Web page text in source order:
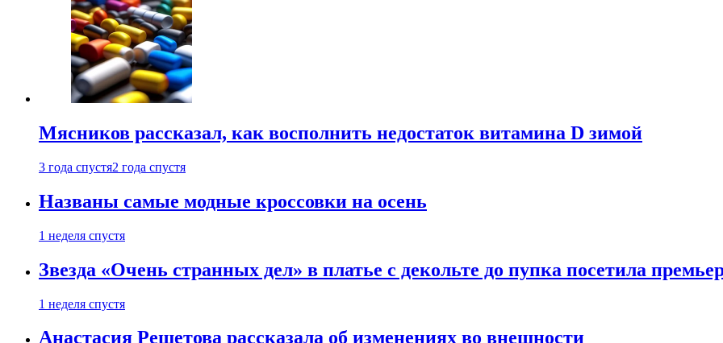
Мясников рассказал, как восполнить недостаток витамина D зимой
3 года спустя2 года спустя
Названы самые модные кроссовки на осень
1 неделя спустя
Звезда «Очень странных дел» в платье с декольте до пупка посетила
1 неделя спустя
Анастасия Решетова рассказала об изменениях во внешности